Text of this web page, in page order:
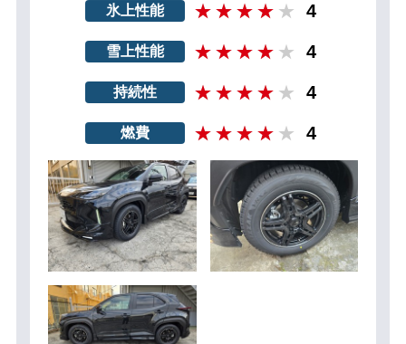
氷上性能 4
雪上性能 4
持続性 4
燃費 4